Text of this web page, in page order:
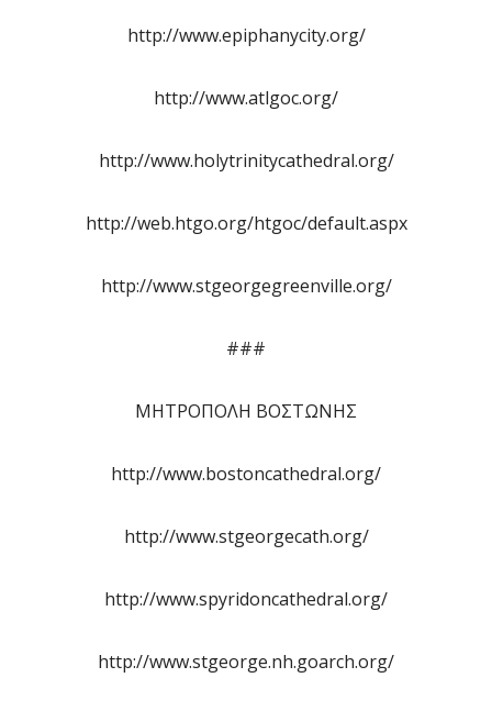
http://www.epiphanycity.org/
http://www.atlgoc.org/
http://www.holytrinitycathedral.org/
http://web.htgo.org/htgoc/default.aspx
http://www.stgeorgegreenville.org/
###
ΜΗΤΡΟΠΟΛΗ ΒΟΣΤΩΝΗΣ
http://www.bostoncathedral.org/
http://www.stgeorgecath.org/
http://www.spyridoncathedral.org/
http://www.stgeorge.nh.goarch.org/